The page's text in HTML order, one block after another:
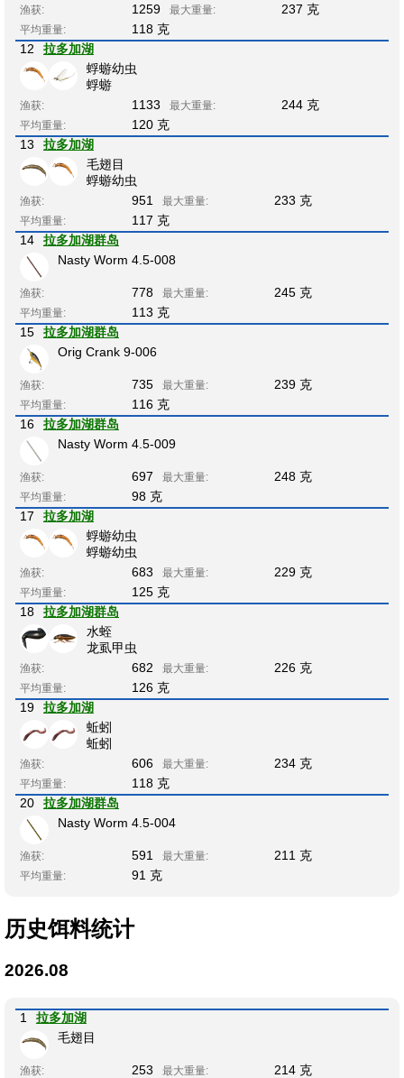
渔获: 1259 最大重量: 237 克
平均重量:
118 克
12
拉多加湖
蜉蝣幼虫
蜉蝣
渔获: 1133 最大重量: 244 克
平均重量:
120 克
13
拉多加湖
毛翅目
蜉蝣幼虫
渔获: 951 最大重量: 233 克
平均重量:
117 克
14
拉多加湖群岛
Nasty Worm 4.5-008
渔获: 778 最大重量: 245 克
平均重量:
113 克
15
拉多加湖群岛
Orig Crank 9-006
渔获: 735 最大重量: 239 克
平均重量:
116 克
16
拉多加湖群岛
Nasty Worm 4.5-009
渔获: 697 最大重量: 248 克
平均重量:
98 克
17
拉多加湖
蜉蝣幼虫
蜉蝣幼虫
渔获: 683 最大重量: 229 克
平均重量:
125 克
18
拉多加湖群岛
水蛭
龙虱甲虫
渔获: 682 最大重量: 226 克
平均重量:
126 克
19
拉多加湖
蚯蚓
蚯蚓
渔获: 606 最大重量: 234 克
平均重量:
118 克
20
拉多加湖群岛
Nasty Worm 4.5-004
渔获: 591 最大重量: 211 克
平均重量: 91 克
历史饵料统计
2026.08
1
拉多加湖
毛翅目
渔获: 253 最大重量: 214 克